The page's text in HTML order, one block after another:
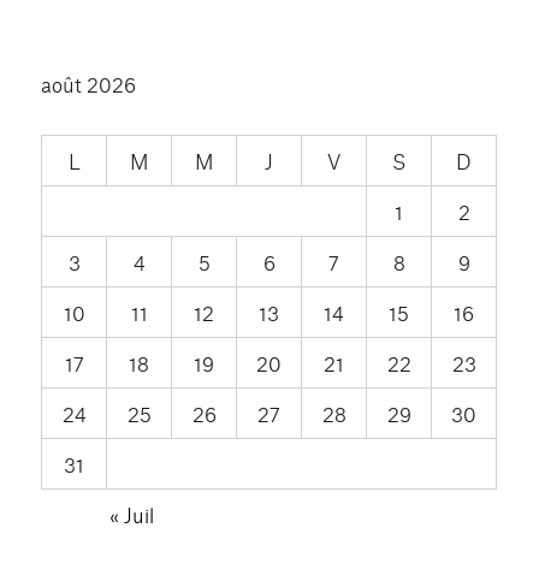
août 2026
L M M J V S
D
1
2
3
4 5 6 7 8
9
10
11 12 13 14 15
16
17
18 19 20 21 22
23
24
25 26 27 28 29
30
31
« Juil